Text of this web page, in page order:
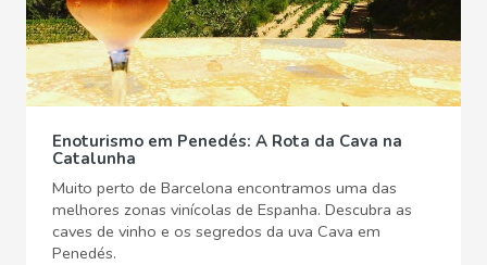
Enoturismo em Penedés: A Rota da Cava na
Catalunha
Muito perto de Barcelona encontramos uma das
melhores zonas vinícolas de Espanha. Descubra as
caves de vinho e os segredos da uva Cava em
Penedés.